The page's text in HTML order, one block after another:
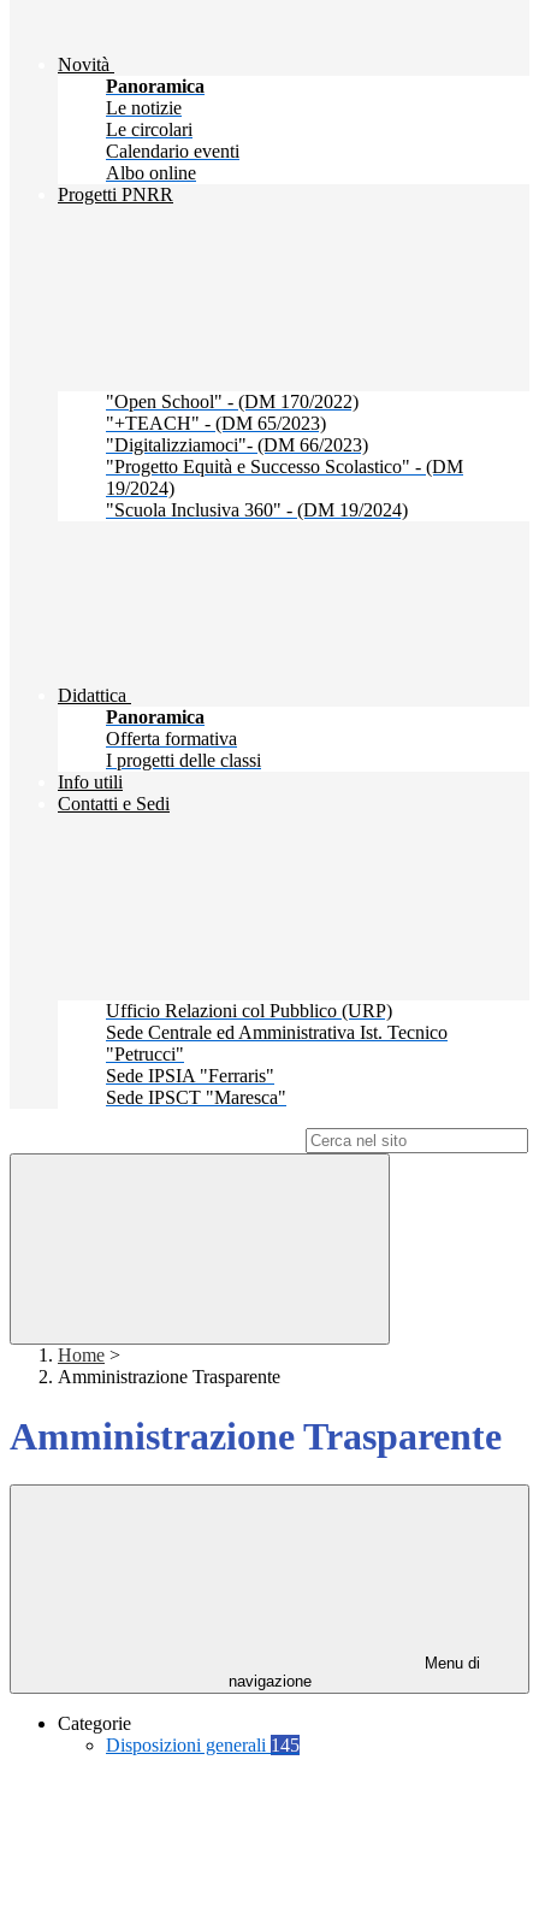
Novità
Panoramica
Le notizie
Le circolari
Calendario eventi
Albo online
Progetti PNRR
"Open School" - (DM 170/2022)
"+TEACH" - (DM 65/2023)
"Digitalizziamoci"- (DM 66/2023)
"Progetto Equità e Successo Scolastico" - (DM
19/2024)
"Scuola Inclusiva 360" - (DM 19/2024)
Didattica
Panoramica
Offerta formativa
I progetti delle classi
Info utili
Contatti e Sedi
Ufficio Relazioni col Pubblico (URP)
Sede Centrale ed Amministrativa Ist. Tecnico
"Petrucci"
Sede IPSIA "Ferraris"
Sede IPSCT "Maresca"
Home >
Amministrazione Trasparente
Amministrazione Trasparente
Menu di
navigazione
Categorie
Disposizioni generali 145